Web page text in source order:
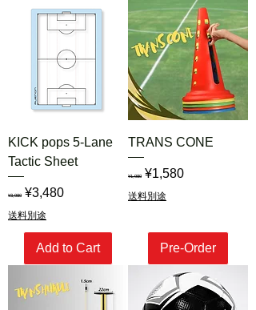
マグネットの左右に付けられた鮮やかな
色が、選手の向きやボールを保持して背
負う動きの説明をサポートします。これ
により、戦術のイメージを直感的に伝え
ることができます。
- 重ねて収納、持ち運びも簡単
軽量で重ねられる設計なので、片付けや
持ち運びがスムーズ。忙しい練習現場で
も手間を取らせません。
- かわいらしいデザインで楽しく戦略を
考えよう
プレーヤーの形をモチーフにしたキュー
いやすく、サッカーの戦略会議を明るく
楽しい時間にします。
- 実践に役立つボールマグネット付き
ボール専用マグネットもセットになって
KICK pops 5-Lane
Tactic Sheet
Regular Price
¥3,980 Sale Price
¥3,480
送料別途
Add to Cart
TRANS CONE
Regular Price
¥1,980 Sale Price
¥1,580
送料別途
Pre-Order